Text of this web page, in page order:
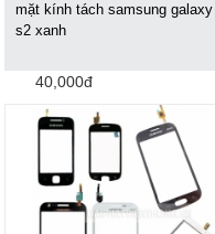
mặt kính tách samsung galaxy
s2 xanh
40,000đ